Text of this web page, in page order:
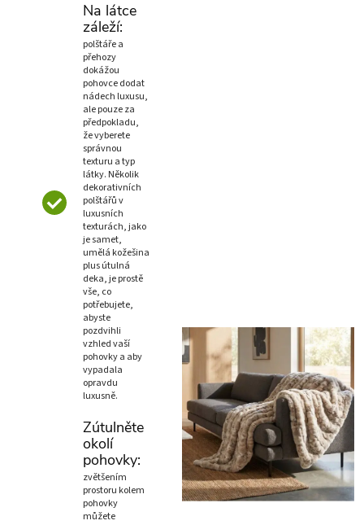
Na látce
záleží:
polštáře a
přehozy
dokážou
pohovce dodat
nádech luxusu,
ale pouze za
předpokladu,
že vyberete
správnou
texturu a typ
látky. Několik
dekorativních
polštářů v
luxusních
texturách, jako
je samet,
umělá kožešina
plus útulná
deka, je prostě
vše, co
potřebujete,
abyste
pozdvihli
vzhled vaší
pohovky a aby
vypadala
opravdu
luxusně.
Zútulněte
okolí
pohovky:
zvětšením
prostoru kolem
pohovky
můžete